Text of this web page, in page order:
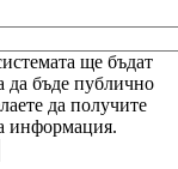
ще бъдат
да бъде публично
да получите
информация.